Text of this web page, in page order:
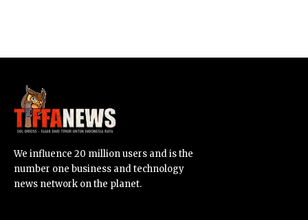
We influence 20 million users and is the
number one business and technology
news network on the planet.